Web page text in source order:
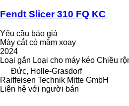
Fendt Slicer 310 FQ KC
Yêu cầu báo giá
Máy cắt cỏ mâm xoay
2024
Loại gắn Loại cho máy kéo Chiều
Đức, Holle-Grasdorf
Raiffeisen Technik Mitte GmbH
Liên hệ với người bán